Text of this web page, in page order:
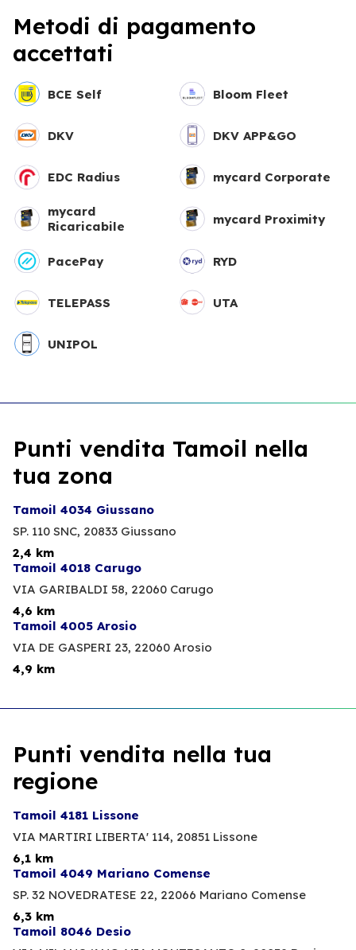
Metodi di pagamento
accettati
BCE Self Bloom Fleet
DKV DKV APP&GO
EDC Radius mycard Corporate
mycard
Ricaricabile
mycard Proximity
PacePay RYD
TELEPASS UTA
UNIPOL
Punti vendita Tamoil nella
tua zona
Tamoil 4034 Giussano
SP. 110 SNC, 20833 Giussano
2,4 km
Tamoil 4018 Carugo
VIA GARIBALDI 58, 22060 Carugo
4,6 km
Tamoil 4005 Arosio
VIA DE GASPERI 23, 22060 Arosio
4,9 km
Punti vendita nella tua
regione
Tamoil 4181 Lissone
VIA MARTIRI LIBERTA' 114, 20851 Lissone
6,1 km
Tamoil 4049 Mariano Comense
SP. 32 NOVEDRATESE 22, 22066 Mariano Comense
6,3 km
Tamoil 8046 Desio